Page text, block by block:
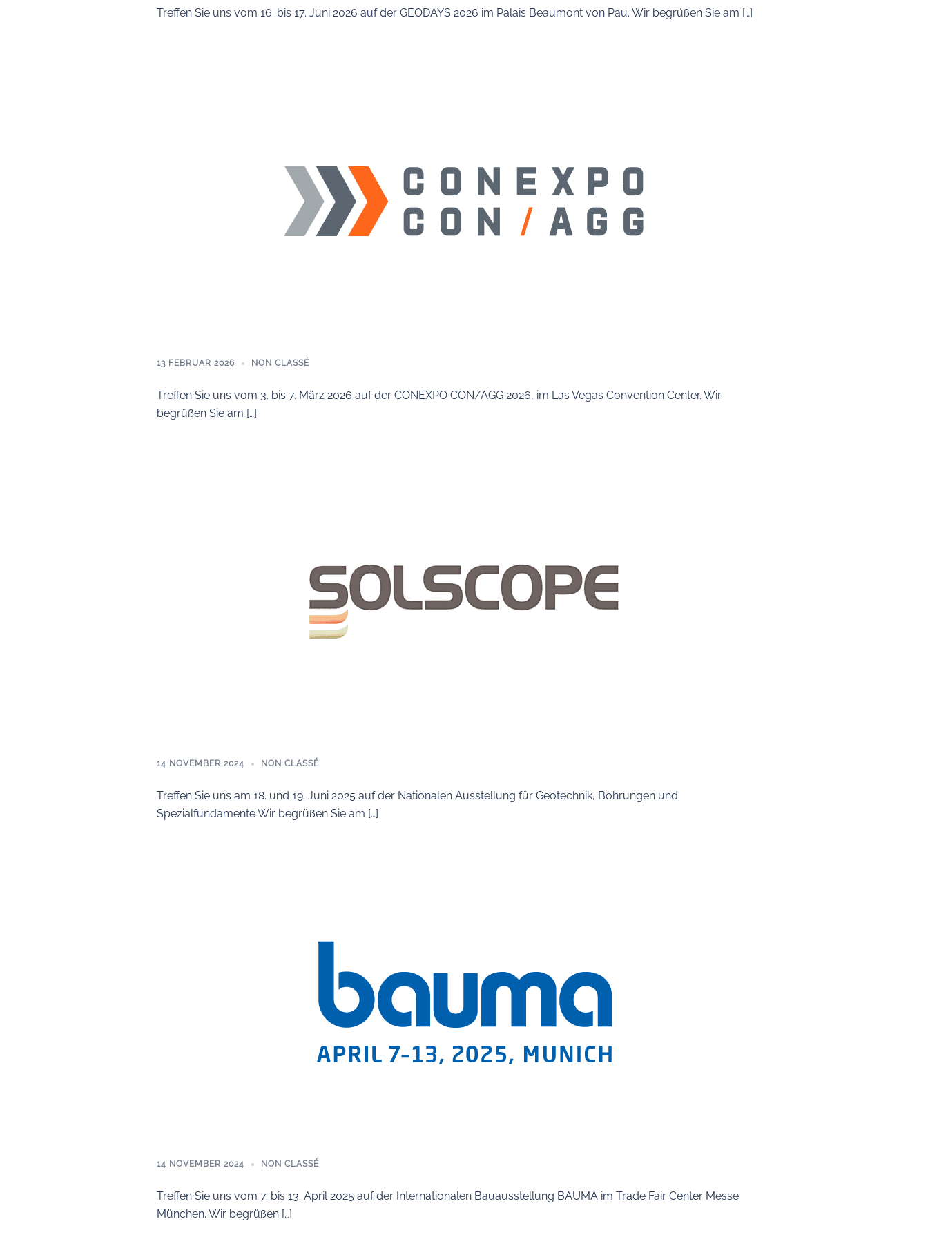
Treffen Sie uns vom 16. bis 17. Juni 2026 auf der GEODAYS 2026 im Palais Beaumont von Pau. Wir begrüßen Sie am […]
13 FEBRUAR 2026 NON CLASSÉ
Treffen Sie uns vom 3. bis 7. März 2026 auf der CONEXPO CON/AGG 2026, im Las Vegas Convention Center. Wir
begrüßen Sie am […]
14 NOVEMBER 2024 NON CLASSÉ
Treffen Sie uns am 18. und 19. Juni 2025 auf der Nationalen Ausstellung für Geotechnik, Bohrungen und
Spezialfundamente Wir begrüßen Sie am […]
14 NOVEMBER 2024 NON CLASSÉ
Treffen Sie uns vom 7. bis 13. April 2025 auf der Internationalen Bauausstellung BAUMA im Trade Fair Center Messe
München. Wir begrüßen […]